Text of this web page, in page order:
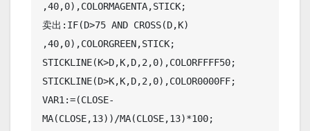
,40,0),COLORMAGENTA,STICK;
卖出:IF(D>75 AND CROSS(D,K)
,40,0),COLORGREEN,STICK;
STICKLINE(K>D,K,D,2,0),COLORFFFF50;
STICKLINE(D>K,K,D,2,0),COLOR0000FF;
VAR1:=(CLOSE-
MA(CLOSE,13))/MA(CLOSE,13)*100;